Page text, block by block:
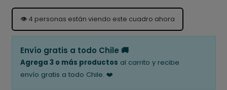
👁️ 4 personas están viendo este cuadro ahora
Envío gratis a todo Chile 🚚
Agrega 3 o más productos al carrito y recibe
envío gratis a todo Chile. ❤️